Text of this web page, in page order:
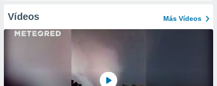
Vídeos Más Vídeos